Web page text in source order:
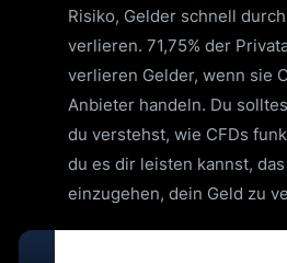
Risiko, Gelder schnell
verlieren. 71,75% der
verlieren Gelder, wenn sie
Anbieter handeln. Du
du verstehst, wie CFDs
du es dir leisten kannst,
einzugehen, dein Geld zu